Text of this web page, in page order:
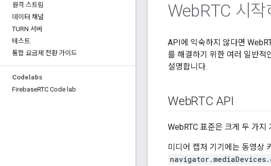
원격 스트림
데이터 채널
TURN 서버
테스트
통합 요금제 전환 가이드
Codelabs
FirebaseRTC Code lab
WebRTC 시작
API에 익숙하지 않다면
를 해결하기 위한 여러 일반적
설명합니다.
WebRTC API
WebRTC 표준은 크게 두 가지
미디어 캡처 기기에는 동영상